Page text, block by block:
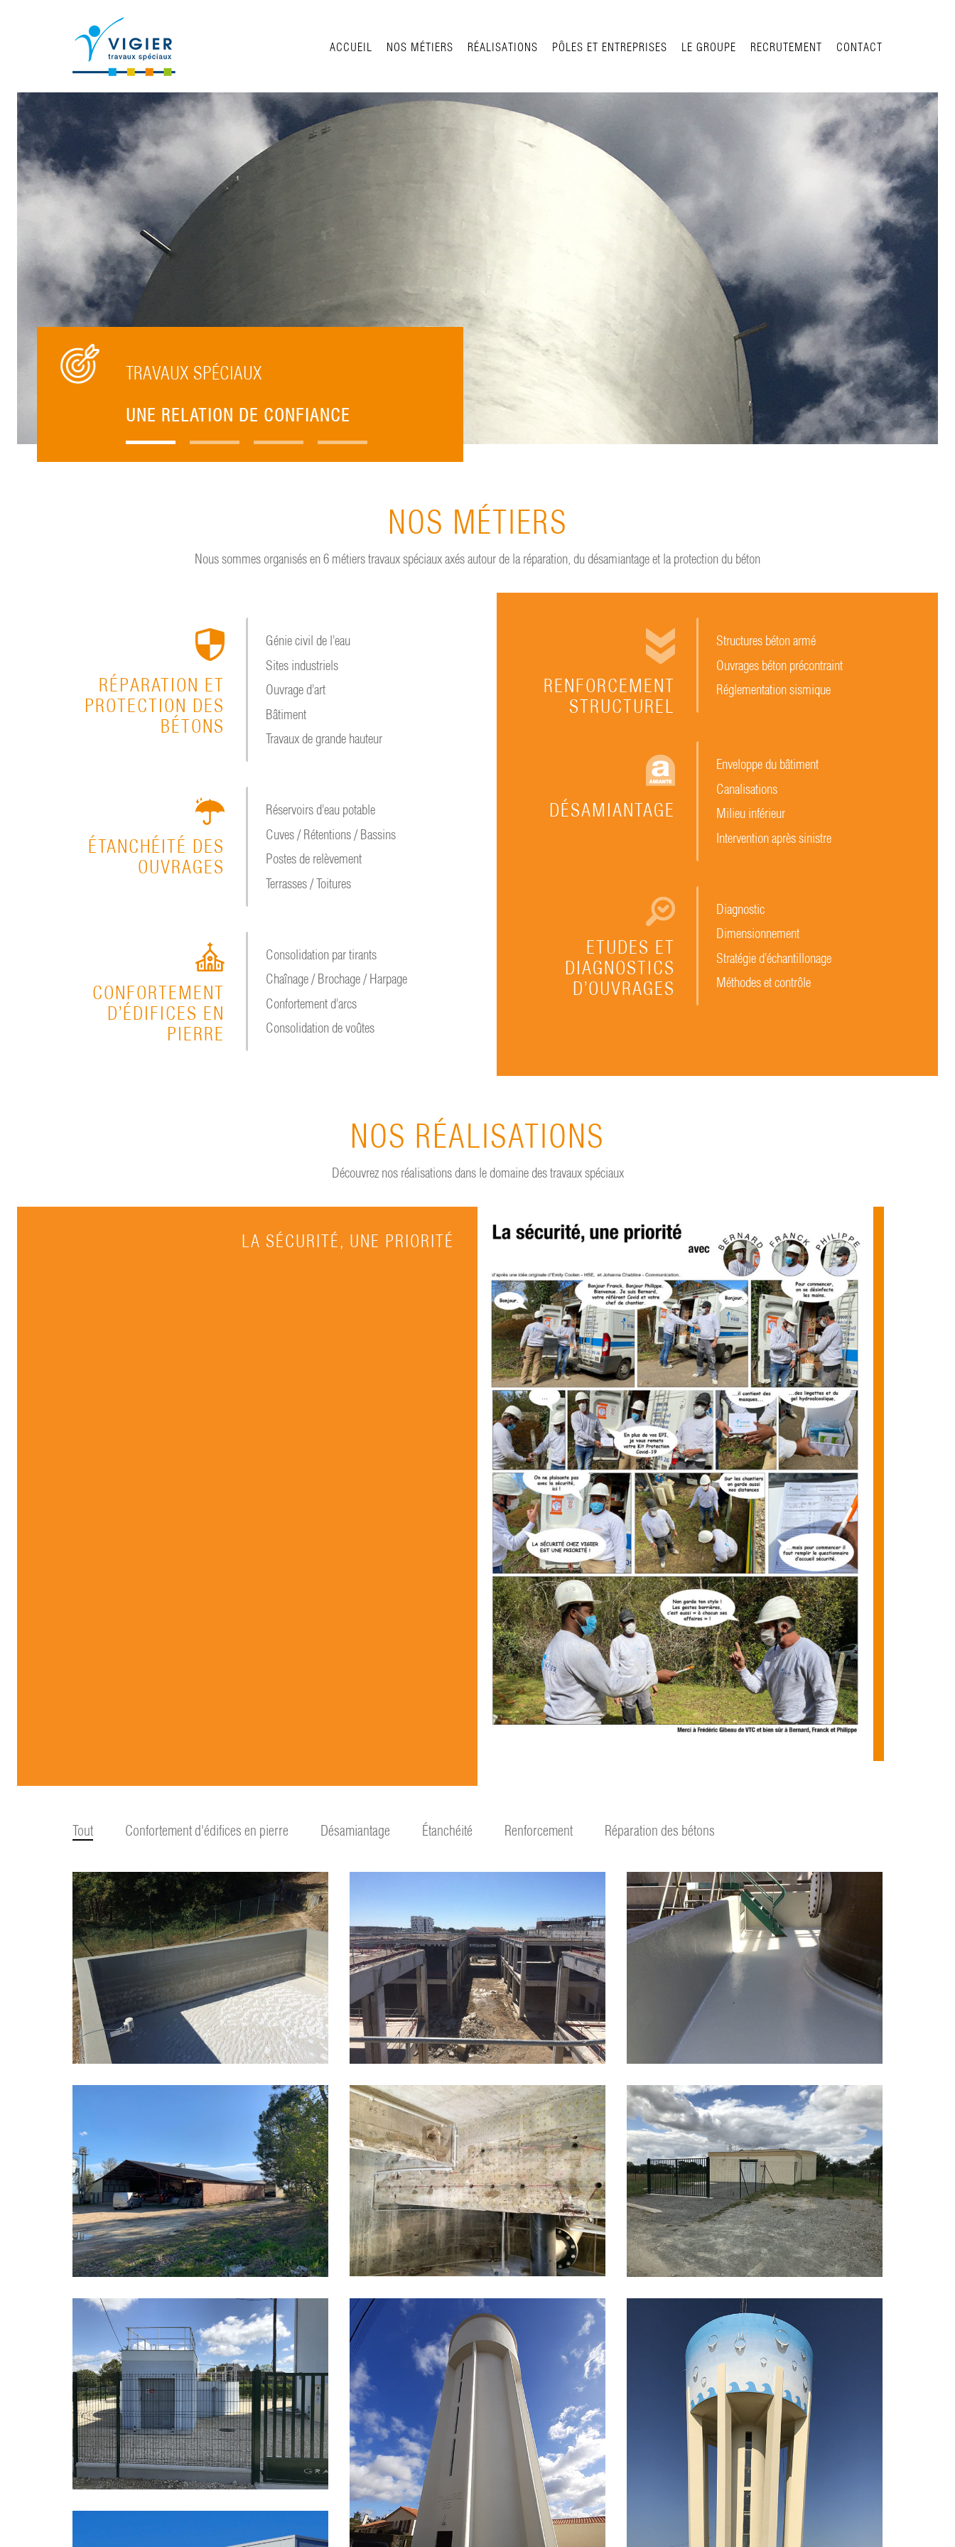
ACCUEIL NOS MÉTIERS RÉALISATIONS PÔLES ET ENTREPRISES LE GROUPE RECRUTEMENT CONTACT
TRAVAUX SPÉCIAUX
UNE RELATION DE CONFIANCE
NOS MÉTIERS
Nous sommes organisés en 6 métiers travaux spéciaux axés autour de la réparation, du désamiantage et la protection du béton
RÉPARATION ET
PROTECTION DES
BÉTONS
Génie civil de l’eau
Sites industriels
Ouvrage d’art
Bâtiment
Travaux de grande hauteur
ÉTANCHÉITÉ DES
OUVRAGES
Réservoirs d’eau potable
Cuves / Rétentions / Bassins
Postes de relèvement
Terrasses / Toitures
CONFORTEMENT
D’ÉDIFICES EN
PIERRE
Consolidation par tirants
Chaînage / Brochage / Harpage
Confortement d’arcs
Consolidation de voûtes
RENFORCEMENT
STRUCTUREL
Structures béton armé
Ouvrages béton précontraint
Réglementation sismique
DÉSAMIANTAGE
Enveloppe du bâtiment
Canalisations
Milieu inférieur
Intervention après sinistre
ETUDES ET
DIAGNOSTICS
D’OUVRAGES
Diagnostic
Dimensionnement
Stratégie d’échantillonage
Méthodes et contrôle
NOS RÉALISATIONS
Découvrez nos réalisations dans le domaine des travaux spéciaux
LA SÉCURITÉ, UNE PRIORITÉ
Tout Confortement d'édifices en pierre Désamiantage Étanchéité Renforcement Réparation des bétons